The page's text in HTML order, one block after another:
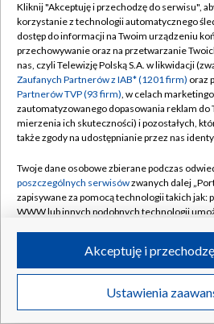
TVP
Abonament TVP
Emisja w TVP
Centrum informacji TVP
Naziemna Telewizja Cyfrowa
Rada Programowa
System NOS
Informacje o nadawcy
Program dla prasy
Ogłoszenie przetargowe
Regulamin
Polityka
Moje
Pomoc
Kontakt
Kanały
©2026 Telewizja Polska
Kliknij "Akceptuję i przechodzę do serwisu",
korzystanie z technologii automatycznego
dostęp do informacji na Twoim urządzeniu
przechowywanie oraz na przetwarzanie
nas, czyli Telewizję Polską S.A. w likwidacji
Zaufanych Partnerów z IAB* (1201 firm) oraz
Partnerów TVP (93 firm), w celach
zautomatyzowanego dopasowania reklam do
mierzenia ich skuteczności) i pozostałych,
także zgody na udostępnianie przez nas
Twoje dane osobowe zbierane podczas
poszczególnych serwisówzwanych dalej
zapisywane za pomocą technologii takich jak:
WWW lub innych podobnych technologii
ruchu w Internecie.
Twoje dane osobowe zbierane podczas
poszczególnych serwisówna Portalu, takie
Ustawienia
Akceptuję i